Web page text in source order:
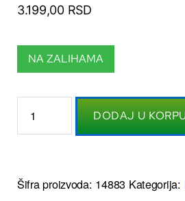
3.199,00 RSD
NA ZALIHAMA
DODAJ U
Šifra proizvoda: 14883 Kategorija: